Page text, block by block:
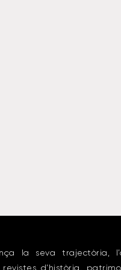
la seva trajectòria,
d’història,